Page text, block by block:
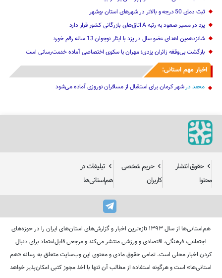
ثبت دمای 50 درجه و بالاتر در شهرهای استان بوشهر
یزد در مسیر صعود به رتبه A اتاق‌های بازرگانی کشور قرار دارد
شانزدهمین اهدای عضو سال در یزد با ایثار نوجوان 13 ساله رقم خورد
بازگشت بی‌وقفه زائران یزدی؛ مهران با سکوی اختصاصی آماده خدمت‌رسانی است
اخبار مهم استانی:
محمد درشهر کرمان برای استقبال از مسافران نوروزی آماده می‌شود
حقوق انتشار
محتوا
حریم شخصی
کاربران
تبلیغات در
هم‌استانی‌ها
هم‌استانی‌ها از سال ۱۳۹۳ تازه‌ترین اخبار و گزارش‌های استان‌های ایران را در حوزه‌های
اجتماعی، فرهنگی، اقتصادی و ورزشی منتشر می‌کند و مرجعی قابل‌اعتماد برای دنبال
کردن اخبار محلی است. تمامی حقوق مادی و معنوی این وب‌سایت متعلق به رسانه «هم
استانی‌ها» است و هرگونه استفاده از مطالب آن تنها با اخذ مجوز کتبی امکان‌پذیر خواهد